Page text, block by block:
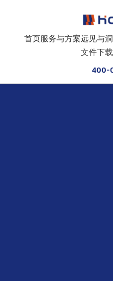
首页服务与方案远见与
文件下载
400-